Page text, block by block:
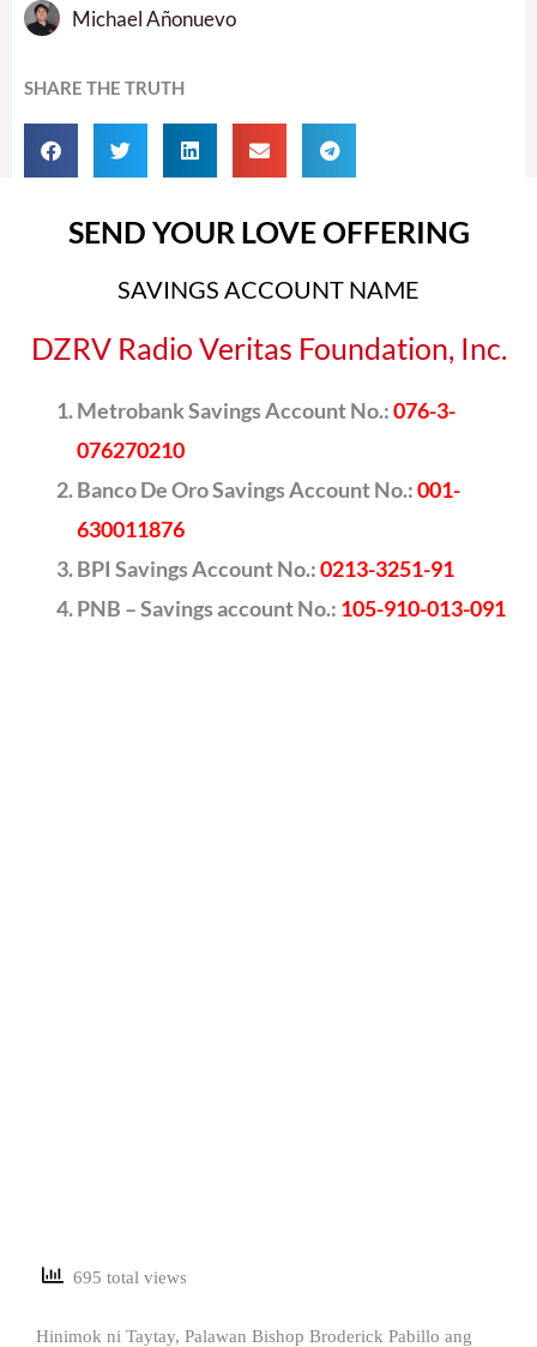
Michael Añonuevo
SHARE THE TRUTH
SEND YOUR LOVE OFFERING
SAVINGS ACCOUNT NAME
DZRV Radio Veritas Foundation, Inc.
Metrobank Savings Account No.:076-3-
076270210
Banco De Oro Savings Account No.:001-
630011876
BPI Savings Account No.:0213-3251-91
PNB – Savings account No.: 105-910-013-091
695 total views
Hinimok ni Taytay, Palawan Bishop Broderick Pabillo ang